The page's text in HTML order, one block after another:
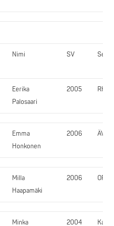
Nimi SV Seura
Eerika
Palosaari
2005 RK
Emma
Honkonen
2006 ÄV
Milla
Haapamäki
2006 OPT
Minka 2004 KaVo